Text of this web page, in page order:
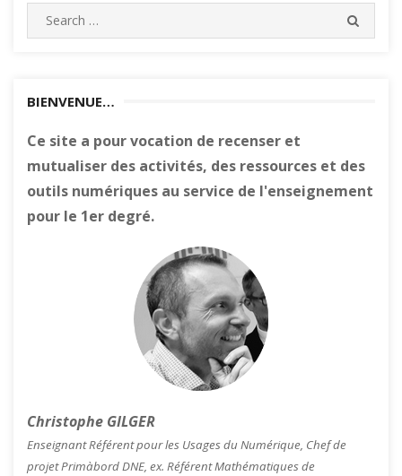
Search
for:
BIENVENUE…
Ce site a pour vocation de recenser et
mutualiser des activités, des ressources et des
outils numériques au service de l'enseignement
pour le 1er degré.
Christophe GILGER
Enseignant Référent pour les Usages du Numérique, Chef de
projet Primàbord DNE, ex. Référent Mathématiques de